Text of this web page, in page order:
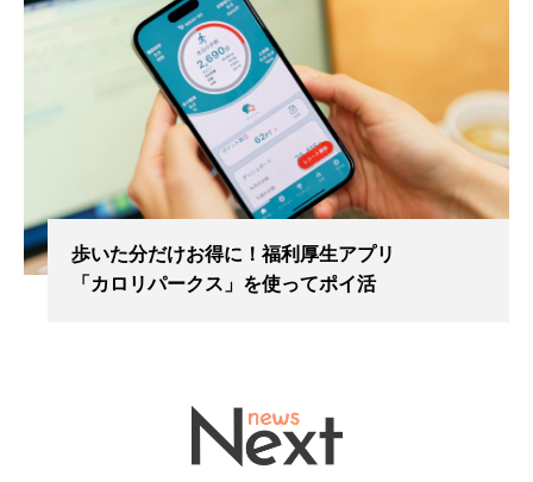
歩いた分だけお得に！福利厚生アプリ
「カロリパークス」を使ってポイ活